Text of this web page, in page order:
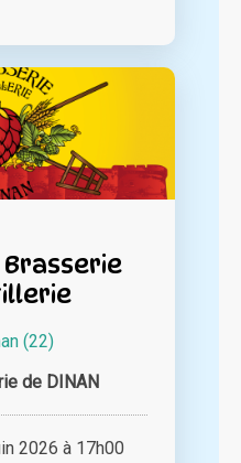
Brasserie
(22)
de DINAN
2026 à 17h00